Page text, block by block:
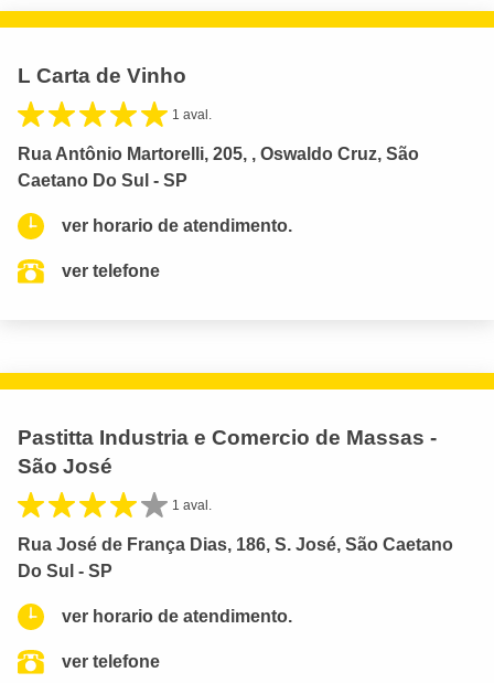
L Carta de Vinho
1 aval.
Rua Antônio Martorelli, 205, , Oswaldo Cruz, São
Caetano Do Sul - SP
ver horario de atendimento.
ver telefone
Pastitta Industria e Comercio de Massas -
São José
1 aval.
Rua José de França Dias, 186, S. José, São Caetano
Do Sul - SP
ver horario de atendimento.
ver telefone